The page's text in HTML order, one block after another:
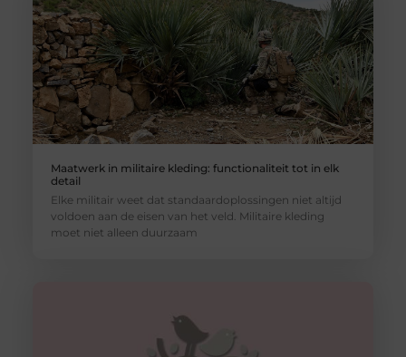
Maatwerk in militaire kleding: functionaliteit tot in elk
detail
Elke militair weet dat standaardoplossingen niet altijd
voldoen aan de eisen van het veld. Militaire kleding
moet niet alleen duurzaam